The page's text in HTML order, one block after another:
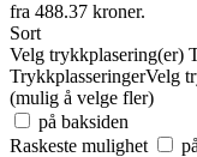
Sort
Velg trykkplasering(er)
TrykkplasseringerVelg
(mulig å velge fler)
på baksiden
Raskeste mulighet